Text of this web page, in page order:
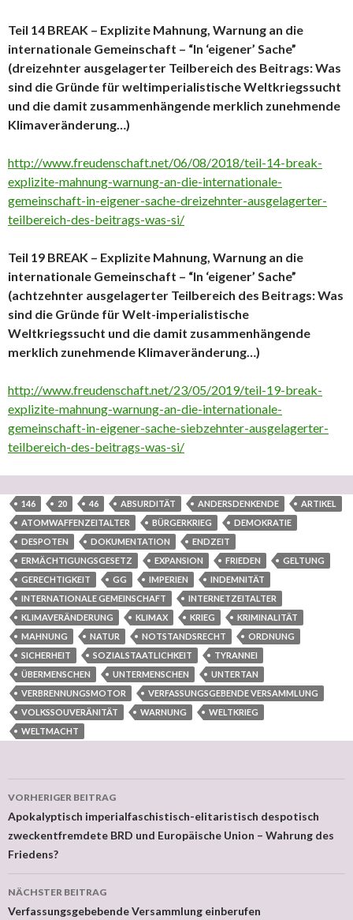
Teil 14 BREAK – Explizite Mahnung, Warnung an die
internationale Gemeinschaft – “In ‘eigener’ Sache”
(dreizehnter ausgelagerter Teilbereich des Beitrags: Was
sind die Gründe für weltimperialistische Weltkriegssucht
und die damit zusammenhängende merklich zunehmende
Klimaveränderung…)
http://www.freudenschaft.net/06/08/2018/teil-14-break-
explizite-mahnung-warnung-an-die-internationale-
gemeinschaft-in-eigener-sache-dreizehnter-ausgelagerter-
teilbereich-des-beitrags-was-si/
Teil 19 BREAK – Explizite Mahnung, Warnung an die
internationale Gemeinschaft – “In ‘eigener’ Sache”
(achtzehnter ausgelagerter Teilbereich des Beitrags: Was
sind die Gründe für Welt-imperialistische
Weltkriegssucht und die damit zusammenhängende
merklich zunehmende Klimaveränderung…)
http://www.freudenschaft.net/23/05/2019/teil-19-break-
explizite-mahnung-warnung-an-die-internationale-
gemeinschaft-in-eigener-sache-siebzehnter-ausgelagerter-
teilbereich-des-beitrags-was-si/
146 20 46 ABSURDITÄT ANDERSDENKENDE
ARTIKEL
ATOMWAFFENZEITALTER
BÜRGERKRIEG
DEMOKRATIE
DESPOTEN
DOKUMENTATION
ENDZEIT
ERMÄCHTIGUNGSGESETZ
EXPANSION FRIEDEN
GELTUNG
GERECHTIGKEIT
GG IMPERIEN
INDEMNITÄT
INTERNATIONALE GEMEINSCHAFT
INTERNETZEITALTER
KLIMAVERÄNDERUNG
KLIMAX KRIEG
KRIMINALITÄT
MAHNUNG
NATUR NOTSTANDSRECHT
ORDNUNG
SICHERHEIT
SOZIALSTAATLICHKEIT
TYRANNEI
ÜBERMENSCHEN
UNTERMENSCHEN
UNTERTAN
VERBRENNUNGSMOTOR
VERFASSUNGSGEBENDE VERSAMMLUNG
VOLKSSOUVERÄNITÄT
WARNUNG
WELTKRIEG
WELTMACHT
Beitragsnavigation
VORHERIGER BEITRAG
Apokalyptisch imperialfaschistisch-elitaristisch despotisch
zweckentfremdete BRD und Europäische Union – Wahrung des
Friedens?
NÄCHSTER BEITRAG
Verfassungsgebebende Versammlung einberufen